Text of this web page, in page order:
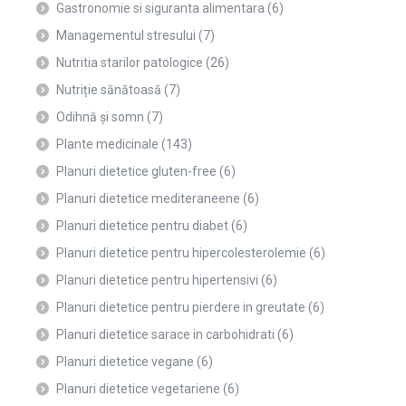
Gastronomie si siguranta alimentara (6)
Managementul stresului (7)
Nutritia starilor patologice (26)
Nutriție sănătoasă (7)
Odihnă și somn (7)
Plante medicinale (143)
Planuri dietetice gluten-free (6)
Planuri dietetice mediteraneene (6)
Planuri dietetice pentru diabet(6)
Planuri dietetice pentru hipercolesterolemie (6)
Planuri dietetice pentru hipertensivi (6)
Planuri dietetice pentru pierdere in greutate (6)
Planuri dietetice sarace in carbohidrati (6)
Planuri dietetice vegane (6)
Planuri dietetice vegetariene (6)